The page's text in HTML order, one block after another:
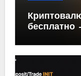
бесплатно